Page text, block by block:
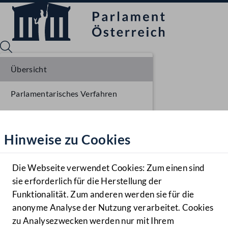
Hilfe
Benutzer
Navigationsmenü öffnen
MENÜ
Hinweise zu Cookies
Die Webseite verwendet Cookies: Zum einen sind
sie erforderlich für die Herstellung der
Funktionalität. Zum anderen werden sie für die
anonyme Analyse der Nutzung verarbeitet. Cookies
zu Analysezwecken werden nur mit Ihrem
Übersicht
Parlamentarisches Verfahren
Plenarberatungen NR
Einlangen BR
Ausschussberatungen BR
Plenarberatungen BR